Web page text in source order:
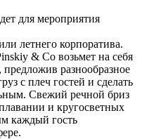
для мероприятия
летнего корпоратива.
& Co возьмет на себя
разнообразное
с плеч гостей и сделать
Свежий речной бриз
и кругосветных
каждый гость